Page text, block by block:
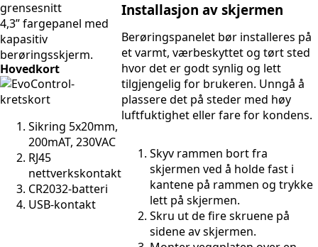
4,3” fargepanel med
kapasitiv
berøringsskjerm.
Hovedkort
Sikring 5x20mm,
200mAT, 230VAC
RJ45
nettverkskontakt
CR2032-batteri
USB-kontakt
Installasjon av skjermen
Berøringspanelet bør installeres på
et varmt, værbeskyttet og tørt sted
hvor det er godt synlig og lett
tilgjengelig for brukeren. Unngå å
plassere det på steder med høy
luftfuktighet eller fare for kondens.
Skyv rammen bort fra
skjermen ved å holde fast i
kantene på rammen og trykke
lett på skjermen.
Skru ut de fire skruene på
sidene av skjermen.